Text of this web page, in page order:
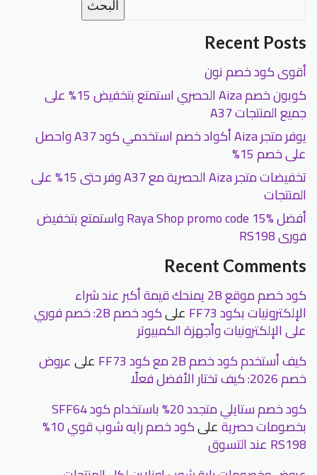
البحث
Recent Posts
أقوى كود خصم نون
كوبون خصم Aiza الحصري استمتع بتخفيض 15% على
جميع المنتجات A37
يوفر متجر Aiza أكواد خصم استخدمي كود A37 واحصل
على خصم 15%
تخفيضات متجر Aiza الحصرية مع A37 وفر حتى 15% على
المنتجات
أفضل Raya Shop promo code 15% واستمتع بتخفيض
فورى RS198
Recent Comments
كود خصم موقع 2B يمنحك قيمة أكبر عند شراء
الإلكترونيات بكود FF73 على كود خصم 2B: خصم فوري
على الإلكترونيات وأجهزة الكمبيوتر
كيف أستخدم كود خصم 2B مع كود FF73
علىعروض
خصم 2026: كيف تختار الأفضل فعلًا
كود خصم ستايلي متجدد 20% باستخدام كود SFF64
بخصومات حصريةعلى كود خصم رايه شوب قوي 10%
RS198 عند التسوق